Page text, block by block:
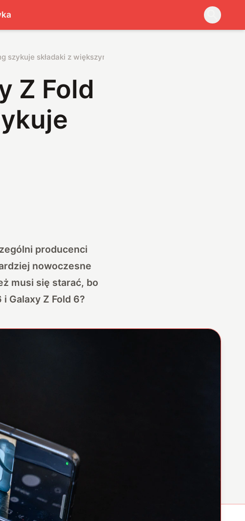
szykuje składaki z większymi ekranami
Z Fold
producenci
nowoczesne
musi się starać, bo
Galaxy Z Fold 6?